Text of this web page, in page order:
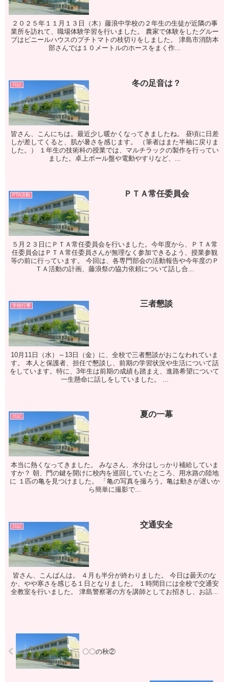
２０２５年１１月１３日（木）藤浪中学校の２年生の生徒が近隣の事
業所を訪れて、職場体験学習を行いました。 農家で体験をしたグルー
プはビニールハウスのプチトマトの枝切りをしました。 津島市消防本
部さんでは１０メートルのホースをまく作...
日記 冬の足音は？
皆さん、こんにちは。最近少し暖かくなってきましたね。 昼頃に日差
しが差してくると、肌が暑さを感じます。 （筆者はまた半袖に戻りま
した。） １年生の技術科の授業では、マルチラックの製作を行ってい
ました。卓上ボール盤や電動やすりなど、...
PTA活動 ＰＴＡ常任委員会
５月２３日にＰＴＡ常任委員会を行いました。今年度から、ＰＴＡ常
任委員会はＰＴＡ常任委員さんが無理なく参加できるよう、授業参観
等の前に行っています。 今回は、各専門部会の活動報告や今年度のＰ
ＴＡ活動の計画、藤浪祭の協力依頼について話し合...
学校行事 三者懇談
10月11日（水）～13日（金）に、全校で三者懇談がおこなわれていま
す。 本人と保護者、担任で懇談し、前期の学習状況や生活について話
をしています。特に、3年生は前期の成績も踏まえ、進路希望について
一生懸命に話しをしていました。 ...
日記 夏の一幕
本当に熱くなってきました。 みなさん、水分はしっかり補給していま
すか？ 朝、門の鍵を開けに校内を巡回していたところ、用水路の陸地
に １匹の亀を見つけました。 「亀の写真を撮ろう。亀は動きが遅いか
ら簡単に撮影で...
日記 交通安全
皆さん、こんばんは。 ４月も半分が終わりました。 今日は曇天のな
か、やや寒さを感じる１日となりました。 １時間目には全校で交通安
全教室を行いました。 津島警察署の方を講師としてお招きし、お話...
〇〇の秋②